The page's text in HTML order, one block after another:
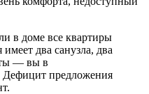
в доме все квартиры
два санузла, два
— вы в
предложения